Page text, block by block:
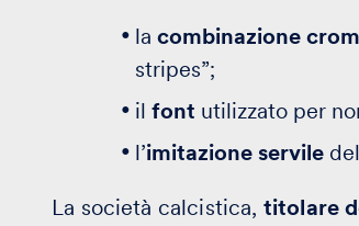
la combinazione
stripes”;
ilfont utilizzato per
l’imitazione servile
La società calcistica, titolare